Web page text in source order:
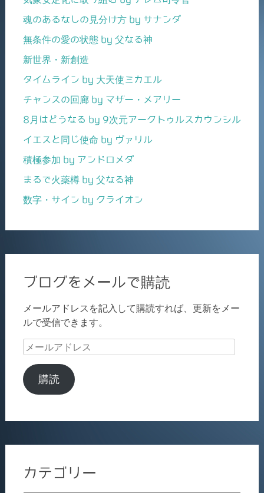
魂のあるなしの見分け方 by サナンダ
無条件の愛の状態 by 父なる神
新世界・新創造
タイムライン by 大天使ミカエル
チャンスの回廊 by マザー・メアリー
8月はどうなる by 9次元アークトゥルスカウンシル
イエスと同じ使命 by ヴァリル
積極参加 by アンドロメダ
まるで火薬樽 by 父なる神
数字・サイン by クライオン
ブログをメールで購読
メールアドレスを記入して購読すれば、更新をメー
ルで受信できます。
メ
ル
ア
購読
カテゴリー